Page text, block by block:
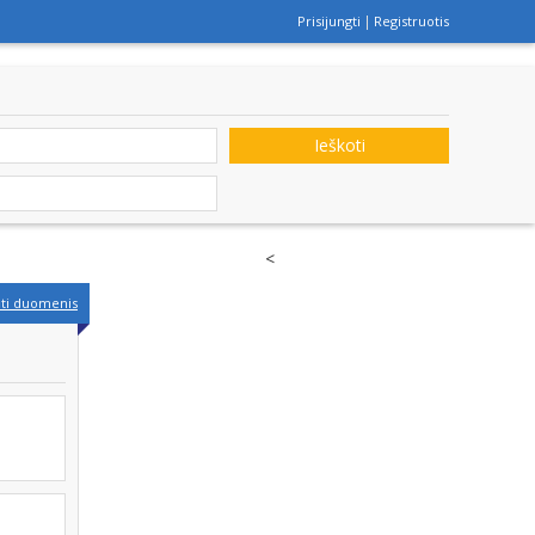
Prisijungti Registruotis
Ieškoti
duomenis
<